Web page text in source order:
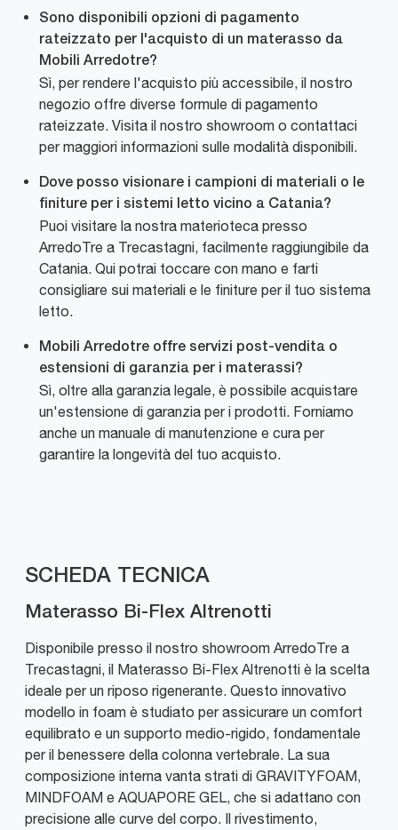
Sono disponibili opzioni di pagamento
rateizzato per l'acquisto di un materasso da
Mobili Arredotre?
Sì, per rendere l'acquisto più accessibile, il nostro
negozio offre diverse formule di pagamento
rateizzate. Visita il nostro showroom o contattaci
per maggiori informazioni sulle modalità disponibili.
Dove posso visionare i campioni di materiali o le
finiture per i sistemi letto vicino a Catania?
Puoi visitare la nostra materioteca presso
ArredoTre a Trecastagni, facilmente raggiungibile da
Catania. Qui potrai toccare con mano e farti
consigliare sui materiali e le finiture per il tuo sistema
letto.
Mobili Arredotre offre servizi post-vendita o
estensioni di garanzia per i materassi?
Sì, oltre alla garanzia legale, è possibile acquistare
un'estensione di garanzia per i prodotti. Forniamo
anche un manuale di manutenzione e cura per
garantire la longevità del tuo acquisto.
SCHEDA TECNICA
Materasso Bi-Flex Altrenotti
Disponibile presso il nostro showroom ArredoTre a
Trecastagni, il Materasso Bi-Flex Altrenotti è la scelta
ideale per un riposo rigenerante. Questo innovativo
modello in foam è studiato per assicurare un comfort
equilibrato e un supporto medio-rigido, fondamentale
per il benessere della colonna vertebrale. La sua
composizione interna vanta strati di GRAVITYFOAM,
MINDFOAM e AQUAPORE GEL, che si adattano con
precisione alle curve del corpo. Il rivestimento,